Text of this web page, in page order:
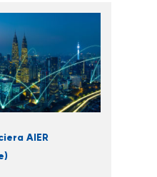
AIER